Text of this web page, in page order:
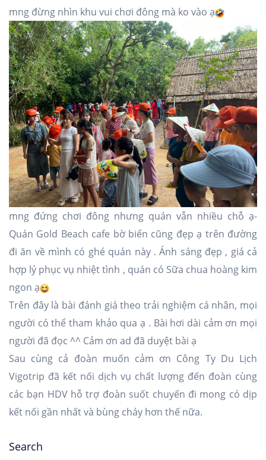
mng đừng nhìn khu vui chơi đông mà ko vào ạ
mng đứng chơi đông nhưng quán vẫn nhiều chỗ ạ-
Quán Gold Beach cafe bờ biển cũng đẹp ạ trên đường
đi ăn về mình có ghé quán này . Ánh sáng đẹp , giá cả
hợp lý phục vụ nhiệt tình , quán có Sữa chua hoàng kim
ngon ạ
Trên đây là bài đánh giá theo trải nghiệm cá nhân, mọi
người có thể tham khảo qua ạ . Bài hơi dài cảm ơn mọi
người đã đọc ^^ Cảm ơn ad đã duyệt bài ạ
Sau cùng cả đoàn muốn cảm ơn Công Ty Du Lịch
Vigotrip đã kết nối dịch vụ chất lượng đến đoàn cùng
các bạn HDV hỗ trợ đoàn suốt chuyến đi mong có dịp
kết nối gần nhất và bùng cháy hơn thế nữa.
Search